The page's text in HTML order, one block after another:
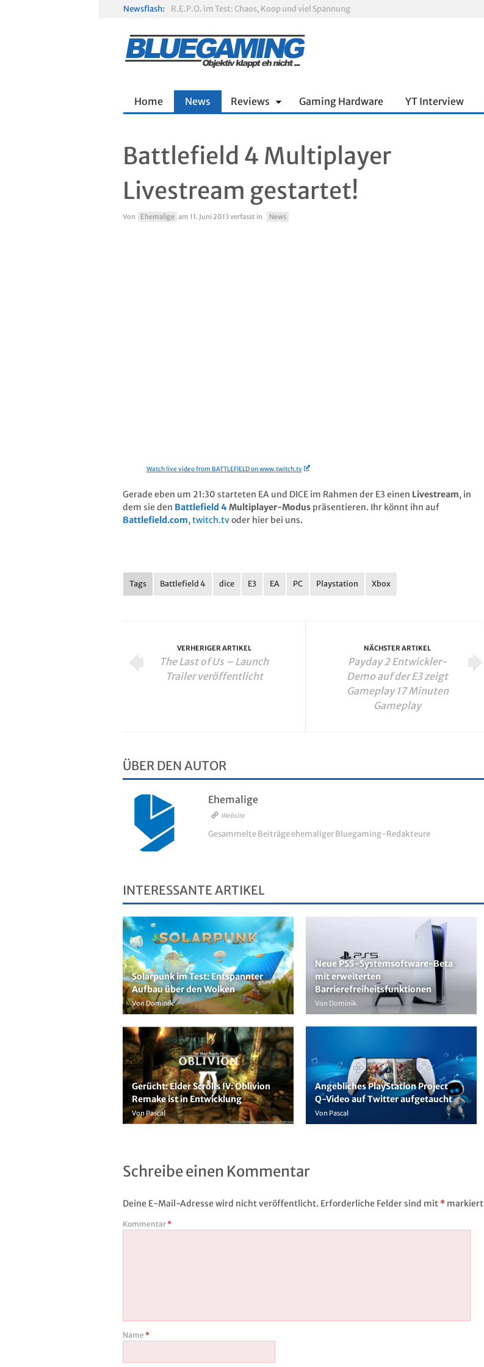
Newsflash:
R.E.P.O. im Test: Chaos, Koop und viel Spannung
Home News Reviews Gaming Hardware YT Interview
Battlefield 4 Multiplayer
Livestream gestartet!
Von Ehemalige am 11. Juni 2013verfasst in News
Watch live video from BATTLEFIELD on www.twitch.tv
Gerade eben um 21:30 starteten EA und DICE im Rahmen der E3 einen Livestream, in
dem sie den Battlefield 4Multiplayer-Modus präsentieren. Ihr könnt ihn auf
Battlefield.com,twitch.tvoder hier bei uns.
Tags Battlefield 4 dice E3 EA PC Playstation Xbox
VERHERIGER ARTIKEL
The Last of Us – Launch
Trailer veröffentlicht
NÄCHSTER ARTIKEL
Payday 2 Entwickler-
Demo auf der E3 zeigt
Gameplay 17 Minuten
Gameplay
ÜBER DEN AUTOR
Ehemalige
Website
Gesammelte Beiträge ehemaliger Bluegaming-Redakteure
INTERESSANTE ARTIKEL
Solarpunk im Test: Entspannter
Aufbau über den Wolken
Von Dominik
Neue PS5-Systemsoftware-Beta
mit erweiterten
Barrierefreiheitsfunktionen
Von Dominik
Gerücht: Elder Scrolls IV: Oblivion
Remake ist in Entwicklung
Von Pascal
Angebliches PlayStation Project
Q-Video auf Twitter aufgetaucht
Von Pascal
Schreibe einen Kommentar
Deine E-Mail-Adresse wird nicht veröffentlicht. Erforderliche Felder sind mit * markiert
Kommentar *
Name *